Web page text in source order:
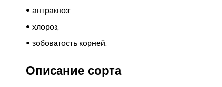
антракноз;
хлороз;
зобоватость корней.
Описание сорта